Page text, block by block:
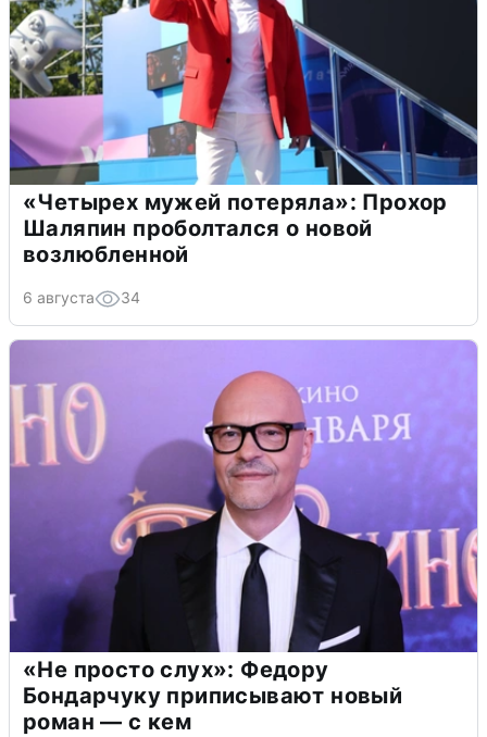
«Четырех мужей потеряла»: Прохор
Шаляпин проболтался о новой
возлюбленной
6 августа 34
«Не просто слух»: Федору
Бондарчуку приписывают новый
роман — с кем